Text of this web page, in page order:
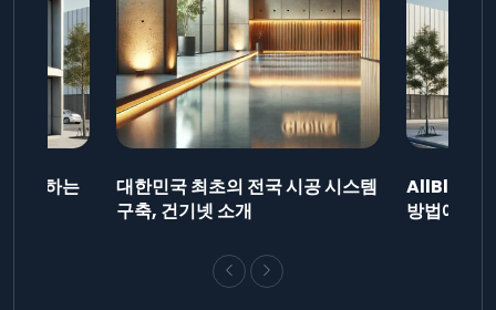
제출하는
대한민국 최초의 전국 시공 시스템
구축, 건기넷 소개
AllBlog에
방법에 대